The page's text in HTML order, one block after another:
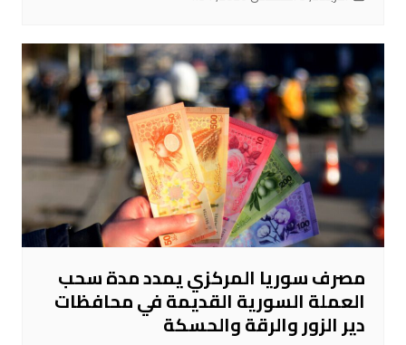
مصرف سوريا المركزي يمدد مدة سحب
العملة السورية القديمة في محافظات
دير الزور والرقة والحسكة